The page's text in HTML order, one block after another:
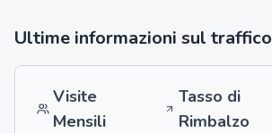
Ultime informazioni sul traffico
Visite
Mensili
Tasso di
Rimbalzo